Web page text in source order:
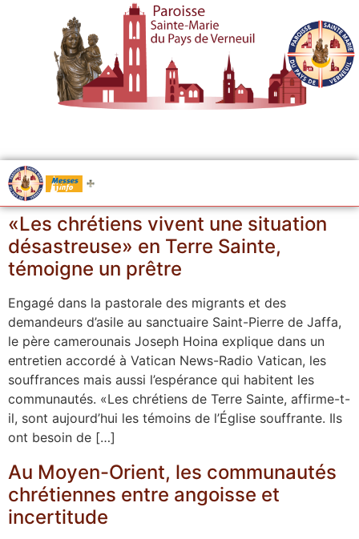
Messes
«Les chrétiens vivent une situation
désastreuse» en Terre Sainte,
témoigne un prêtre
Engagé dans la pastorale des migrants et des
demandeurs d’asile au sanctuaire Saint-Pierre de Jaffa,
le père camerounais Joseph Hoina explique dans un
entretien accordé à Vatican News-Radio Vatican, les
souffrances mais aussi l’espérance qui habitent les
communautés. «Les chrétiens de Terre Sainte, affirme-t-
il, sont aujourd’hui les témoins de l’Église souffrante. Ils
ont besoin de […]
Au Moyen-Orient, les communautés
chrétiennes entre angoisse et
incertitude